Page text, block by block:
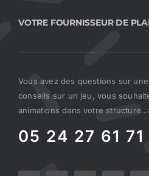
VOTRE FOURNISSEUR DE
Vous avez des questions sur
conseils sur un jeu, vous
animations dans votre
05 24 27 61 71